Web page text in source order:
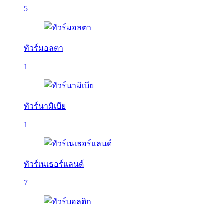
5
ทัวร์มอลตา
1
ทัวร์นามิเบีย
1
ทัวร์เนเธอร์แลนด์
7